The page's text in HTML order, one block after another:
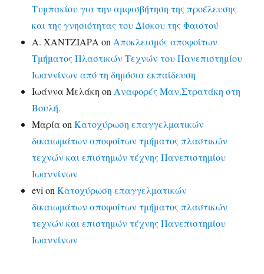
Τυμπακίου για την αμφισβήτηση της προέλευσης
και της γνησιότητας του Δίσκου της Φαιστού
Α. ΧΑΝΤΖΙΑΡΑ on Αποκλεισμός αποφοίτων
Τμήματος Πλαστικών Τεχνών του Πανεπιστημίου
Ιωαννίνων από τη δημόσια εκπαίδευση
Ιωάννα Μελάκη on Αναφορές Μαν.Στρατάκη στη
Βουλή.
ΜαρίαonΚατοχύρωση επαγγελματικών
δικαιωμάτων αποφοίτων τμήματος πλαστικών
τεχνών και επιστημών τέχνης Πανεπιστημίου
Ιωαννίνων
evi onΚατοχύρωση επαγγελματικών
δικαιωμάτων αποφοίτων τμήματος πλαστικών
τεχνών και επιστημών τέχνης Πανεπιστημίου
Ιωαννίνων